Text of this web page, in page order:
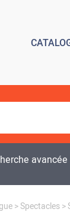
avancée
>Spectacles>